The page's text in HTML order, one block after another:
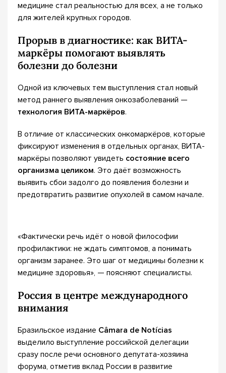
медицине стал реальностью для всех, а не только
для жителей крупных городов.
Прорыв в диагностике: как ВИТА-
маркёры помогают выявлять
болезни до болезни
Одной из ключевых тем выступления стал новый
метод раннего выявления онкозаболеваний —
технология ВИТА-маркёров.
В отличие от классических онкомаркёров, которые
фиксируют изменения в отдельных органах, ВИТА-
маркёры позволяют увидеть состояние всего
организма целиком. Это даёт возможность
выявить сбои задолго до появления болезни и
предотвратить развитие опухолей в самом начале.
«Фактически речь идёт о новой философии
профилактики: не ждать симптомов, а понимать
организм заранее. Это шаг от медицины болезни к
медицине здоровья», — поясняют специалисты.
Россия в центре международного
внимания
Бразильское издание Câmara de Notícias
выделило выступление российской делегации
сразу после речи основного депутата-хозяина
форума, отметив вклад России в развитие